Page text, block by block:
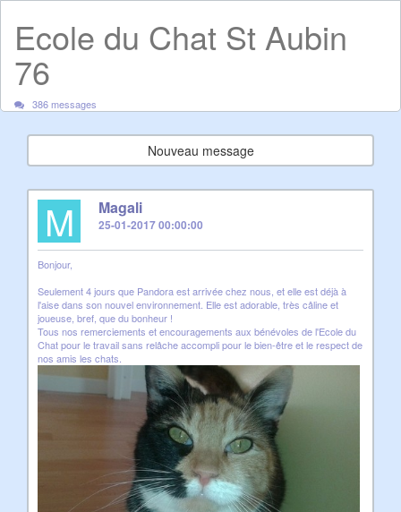
Ecole du Chat St Aubin
76
386 messages
Nouveau message
M Magali
25-01-2017 00:00:00
Bonjour,
Seulement 4 jours que Pandora est arrivée chez nous, et elle est déjà à
l'aise dans son nouvel environnement. Elle est adorable, très câline et
joueuse, bref, que du bonheur !
Tous nos remerciements et encouragements aux bénévoles de l'Ecole du
Chat pour le travail sans relâche accompli pour le bien-être et le respect de
nos amis les chats.